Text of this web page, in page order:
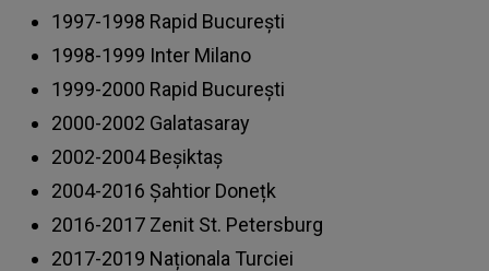
1997-1998 Rapid București
1998-1999 Inter Milano
1999-2000 Rapid București
2000-2002 Galatasaray
2002-2004 Beșiktaș
2004-2016 Șahtior Donețk
2016-2017 Zenit St. Petersburg
2017-2019 Naționala Turciei